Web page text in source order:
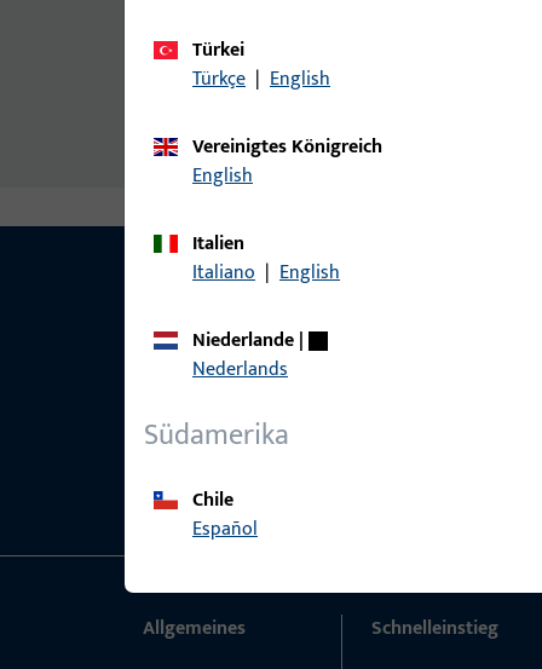
Auflaufplatte
Zusatzinformationen
Türkei
Türkçe | English
Vereinigtes Königreich
English
Italien
Italiano | English
Niederlande|
Nederlands
Südamerika
Chile
Español
Allgemeines
Schnelleinstieg